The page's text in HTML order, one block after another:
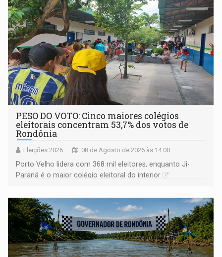
PESO DO VOTO: Cinco maiores colégios
eleitorais concentram 53,7% dos votos de
Rondônia
Eleições 2026 08 de Agosto de 2026 às 14:00
Porto Velho lidera com 368 mil eleitores, enquanto Ji-
Paraná é o maior colégio eleitoral do interior